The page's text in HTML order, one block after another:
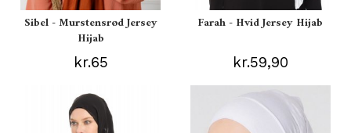
Sibel - Murstensrød Jersey
Hijab
kr.65
Farah - Hvid Jersey Hijab
kr.59,90